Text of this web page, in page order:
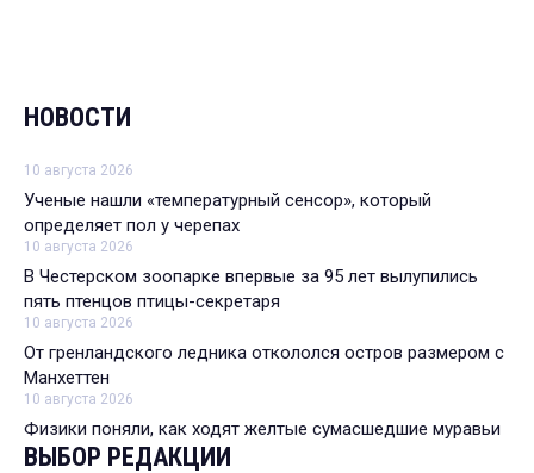
НОВОСТИ
10 августа 2026
Ученые нашли «температурный сенсор», который
определяет пол у черепах
10 августа 2026
В Честерском зоопарке впервые за 95 лет вылупились
пять птенцов птицы-секретаря
10 августа 2026
От гренландского ледника откололся остров размером с
Манхеттен
10 августа 2026
Физики поняли, как ходят желтые сумасшедшие муравьи
ВЫБОР РЕДАКЦИИ